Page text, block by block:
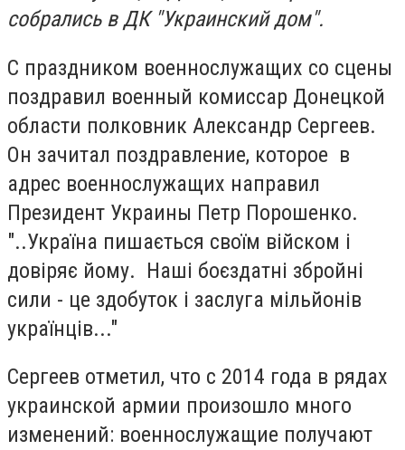
собрались в ДК "Украинский дом".
С праздником военнослужащих со сцены
поздравил военный комиссар Донецкой
области полковник Александр Сергеев.
Он зачитал поздравление, которое в
адрес военнослужащих направил
Президент Украины Петр Порошенко.
"..Україна пишається своїм війском і
довіряє йому. Наші боєздатні збройні
сили - це здобуток і заслуга мільйонів
українців..."
Сергеев отметил, что с 2014 года в рядах
украинской армии произошло много
изменений: военнослужащие получают